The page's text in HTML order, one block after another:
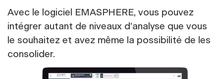
Avec le logiciel EMASPHERE, vous pouvez
intégrer autant de niveaux d’analyse que vous
le souhaitez et avez même la possibilité de les
consolider.